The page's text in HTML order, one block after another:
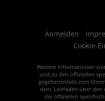
Anmelden
Cookie-
Weitere Informationen
und zu den offiziellen
gegebenenfalls zum
dem 'Leitfaden über den
die offiziellen